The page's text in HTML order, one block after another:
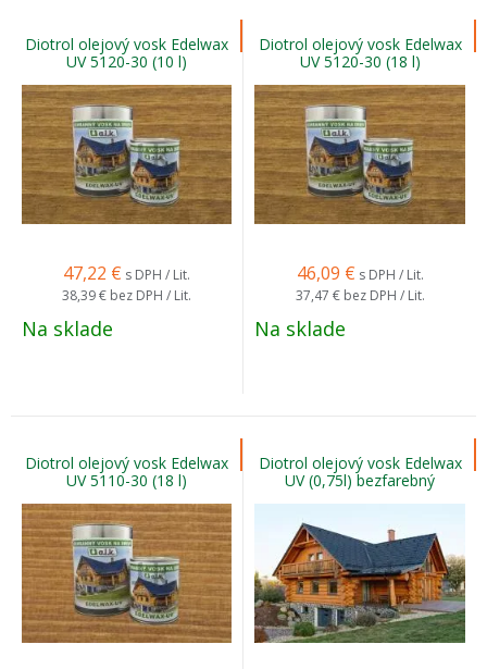
Diotrol olejový vosk Edelwax
UV 5120-30 (10 l)
47,22 € s DPH / Lit.
38,39 € bez DPH / Lit.
Na sklade
Diotrol olejový vosk Edelwax
UV 5120-30 (18 l)
46,09 € s DPH / Lit.
37,47 € bez DPH / Lit.
Na sklade
Diotrol olejový vosk Edelwax
UV 5110-30 (18 l)
Diotrol olejový vosk Edelwax
UV (0,75l) bezfarebný